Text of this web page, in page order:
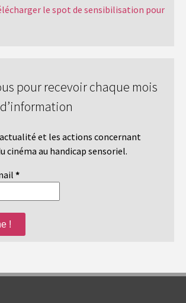
le spot de sensibilisation pour
pour recevoir chaque mois
et les actions concernant
cinéma au handicap sensoriel.
*